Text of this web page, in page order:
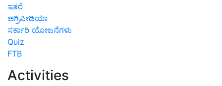
ಇತರೆ
ಅಗ್ರಿಪೀಡಿಯಾ
ಸರ್ಕಾರಿ ಯೋಜನೆಗಳು
Quiz
FTB
Activities